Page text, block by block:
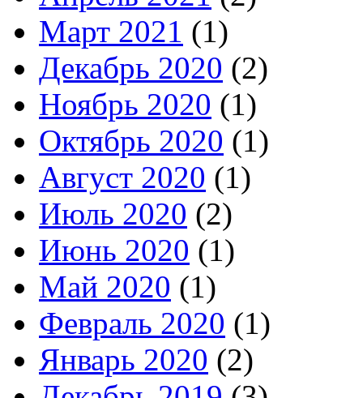
Март 2021 (1)
Декабрь 2020 (2)
Ноябрь 2020 (1)
Октябрь 2020 (1)
Август 2020 (1)
Июль 2020 (2)
Июнь 2020 (1)
Май 2020 (1)
Февраль 2020 (1)
Январь 2020 (2)